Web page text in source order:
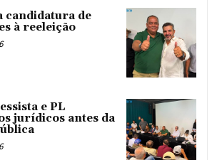
candidatura de
à reeleição
e PL
jurídicos antes da